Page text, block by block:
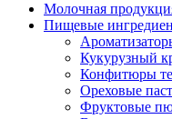
Молочная
Пищевые
Кукурузный
Конфитюры
Ореховые
Фруктовые